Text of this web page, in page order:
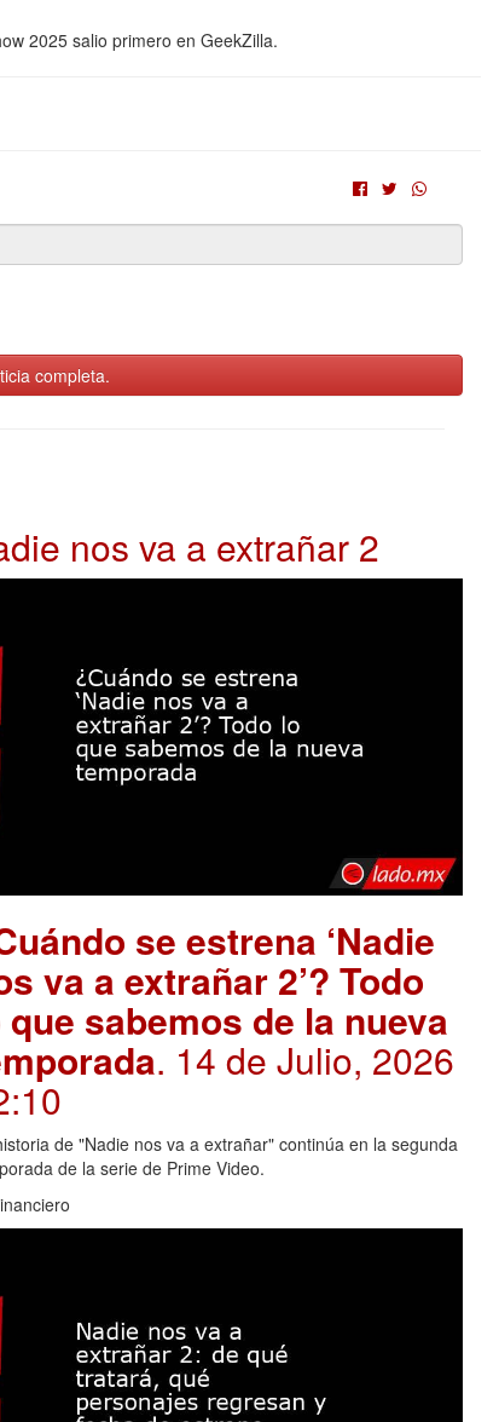
2025 salio primero en GeekZilla.
completa.
nos va a extrañar 2
se estrena ‘Nadie
va a extrañar 2’? Todo
que sabemos de la nueva
. 14 de Julio, 2026
de "Nadie nos va a extrañar" continúa en la segunda
de la serie de Prime Video.